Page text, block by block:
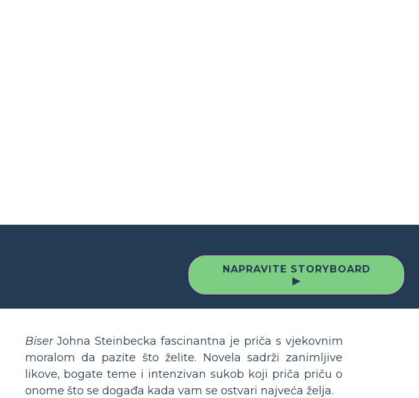
NAPRAVITE STORYBOARD
▶
BiserJohna Steinbecka fascinantna je priča s vjekovnim
moralom da pazite što želite. Novela sadrži zanimljive
likove, bogate teme i intenzivan sukob koji priča priču o
onome što se događa kada vam se ostvari najveća želja.